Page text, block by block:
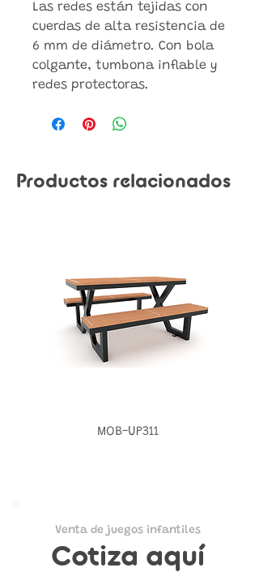
Las redes están tejidas con
cuerdas de alta resistencia de
6 mm de diámetro. Con bola
colgante, tumbona inflable y
redes protectoras.
Productos relacionados
MOB-UP311
Venta de juegos infantiles
Cotiza aquí